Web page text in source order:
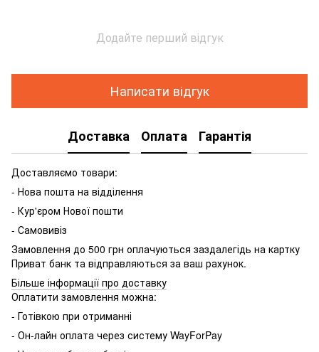
Додайте перший відгук
Написати відгук
Доставка Оплата Гарантія
Доставляємо товари:
- Нова пошта на відділення
- Кур'єром Нової пошти
- Самовивіз
Замовлення до 500 грн оплачуються заздалегідь на картку
Приват банк та відправляються за ваш рахунок.
Більше інформації про доставку
Оплатити замовлення можна:
- Готівкою при отриманні
- Он-лайн оплата через систему WayForPay